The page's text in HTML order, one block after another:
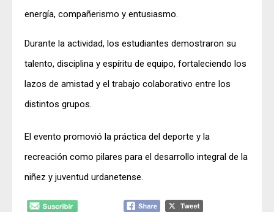
energía, compañerismo y entusiasmo.
Durante la actividad, los estudiantes demostraron su
talento, disciplina y espíritu de equipo, fortaleciendo los
lazos de amistad y el trabajo colaborativo entre los
distintos grupos.
El evento promovió la práctica del deporte y la
recreación como pilares para el desarrollo integral de la
niñez y juventud urdanetense.